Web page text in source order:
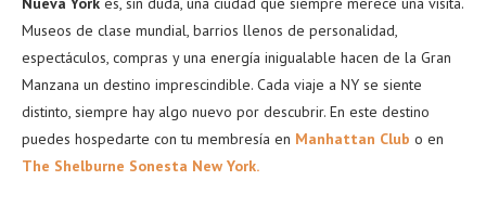
Museos de clase mundial, barrios llenos de personalidad,
espectáculos, compras y una energía inigualable hacen de la Gran
Manzana un destino imprescindible. Cada viaje a NY se siente
distinto, siempre hay algo nuevo por descubrir. En este destino
puedes hospedarte con tu membresía en Manhattan Club o en
The Shelburne Sonesta New York.